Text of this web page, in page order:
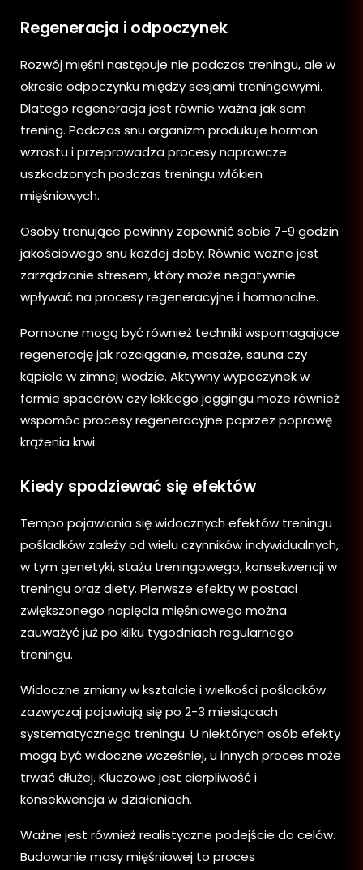
Regeneracja i odpoczynek
Rozwój mięśni następuje nie podczas treningu, ale w
okresie odpoczynku między sesjami treningowymi.
Dlatego regeneracja jest równie ważna jak sam
trening. Podczas snu organizm produkuje hormon
wzrostu i przeprowadza procesy naprawcze
uszkodzonych podczas treningu włókien
mięśniowych.
Osoby trenujące powinny zapewnić sobie 7-9 godzin
jakościowego snu każdej doby. Równie ważne jest
zarządzanie stresem, który może negatywnie
wpływać na procesy regeneracyjne i hormonalne.
Pomocne mogą być również techniki wspomagające
regenerację jak rozciąganie, masaże, sauna czy
kąpiele w zimnej wodzie. Aktywny wypoczynek w
formie spacerów czy lekkiego joggingu może również
wspomóc procesy regeneracyjne poprzez poprawę
krążenia krwi.
Kiedy spodziewać się efektów
Tempo pojawiania się widocznych efektów treningu
pośladków zależy od wielu czynników indywidualnych,
w tym genetyki, stażu treningowego, konsekwencji w
treningu oraz diety. Pierwsze efekty w postaci
zwiększonego napięcia mięśniowego można
zauważyć już po kilku tygodniach regularnego
treningu.
Widoczne zmiany w kształcie i wielkości pośladków
zazwyczaj pojawiają się po 2-3 miesiącach
systematycznego treningu. U niektórych osób efekty
mogą być widoczne wcześniej, u innych proces może
trwać dłużej. Kluczowe jest cierpliwość i
konsekwencja w działaniach.
Ważne jest również realistyczne podejście do celów.
Budowanie masy mięśniowej to proces